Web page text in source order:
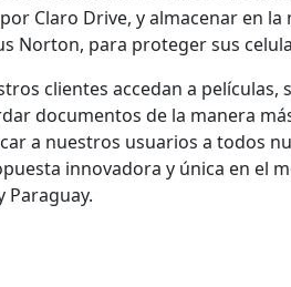
Claro Drive, y almacenar en
Norton, para proteger sus
clientes accedan a
documentos de la manera
a nuestros usuarios a todos
innovadora y única en el
Paraguay.